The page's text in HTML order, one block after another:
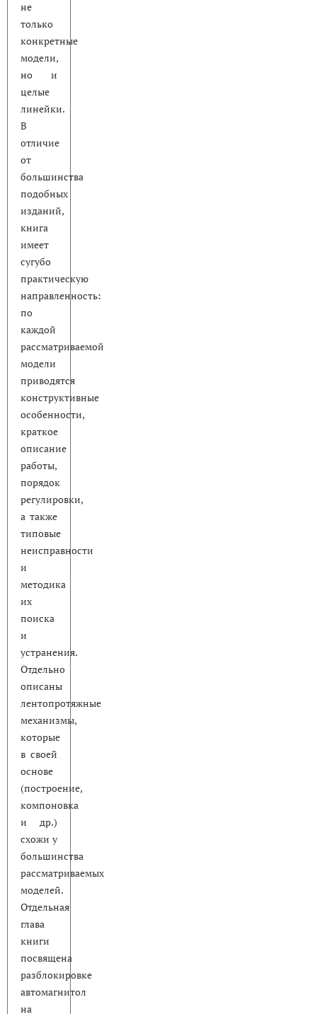
не
только
конкретные
модели,
но и
целые
линейки.
В
отличие
от
большинства
подобных
изданий,
книга
имеет
сугубо
практическую
направленность:
по
каждой
рассматриваемой
модели
приводятся
конструктивные
особенности,
краткое
описание
работы,
порядок
регулировки,
а также
типовые
неисправности
и
методика
их
поиска
и
устранения.
Отдельно
описаны
лентопротяжные
механизмы,
которые
в своей
основе
(построение,
компоновка
и др.)
схожи у
большинства
рассматриваемых
моделей.
Отдельная
глава
книги
посвящена
разблокировке
автомагнитол
на